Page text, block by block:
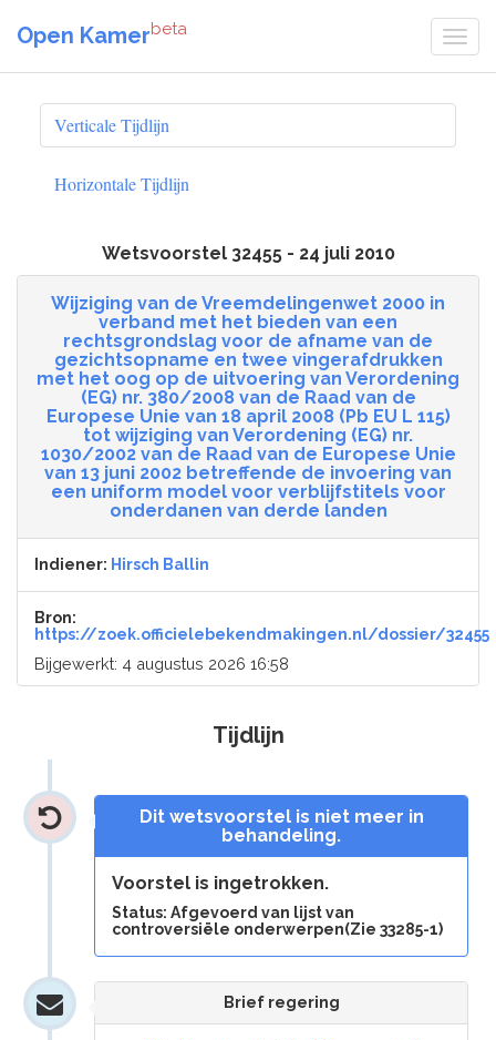
Open Kamerbeta
Verticale Tijdlijn
Horizontale Tijdlijn
Wetsvoorstel 32455 - 24 juli 2010
Wijziging van de Vreemdelingenwet 2000 in
verband met het bieden van een
rechtsgrondslag voor de afname van de
gezichtsopname en twee vingerafdrukken
met het oog op de uitvoering van Verordening
(EG) nr. 380/2008 van de Raad van de
Europese Unie van 18 april 2008 (Pb EU L 115)
tot wijziging van Verordening (EG) nr.
1030/2002 van de Raad van de Europese Unie
van 13 juni 2002 betreffende de invoering van
een uniform model voor verblijfstitels voor
onderdanen van derde landen
Indiener: Hirsch Ballin
Bron:
https://zoek.officielebekendmakingen.nl/dossier/32455
Bijgewerkt: 4 augustus 2026 16:58
Tijdlijn
Dit wetsvoorstel is niet meer in
behandeling.
Voorstel is ingetrokken.
Status: Afgevoerd van lijst van
controversiële onderwerpen(Zie 33285-1)
Brief regering